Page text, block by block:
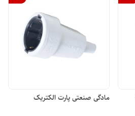
مادگی صنعتی پارت الکتریک